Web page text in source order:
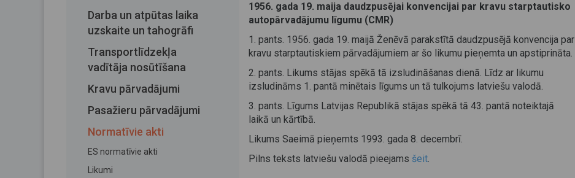
Darba un atpūtas laika
uzskaite un tahogrāfi
Transportlīdzekļa
vadītāja nosūtīšana
Kravu pārvadājumi
Pasažieru pārvadājumi
Normatīvie akti
ES normatīvie akti
Likumi
1956. gada 19. maija daudzpusējai konvencijai par kravu starptautisko
autopārvadājumu līgumu (CMR)
1. pants. 1956. gada 19. maijā Ženēvā parakstītā daudzpusējā konvencija par
kravu starptautiskiem pārvadājumiem ar šo likumu pieņemta un apstiprināta.
2. pants. Likums stājas spēkā tā izsludināšanas dienā. Līdz ar likumu
izsludināms 1. pantā minētais līgums un tā tulkojums latviešu valodā.
3. pants. Līgums Latvijas Republikā stājas spēkā tā 43. pantā noteiktajā
laikā un kārtībā.
Likums Saeimā pieņemts 1993. gada 8. decembrī.
Pilns teksts latviešu valodā pieejams šeit.